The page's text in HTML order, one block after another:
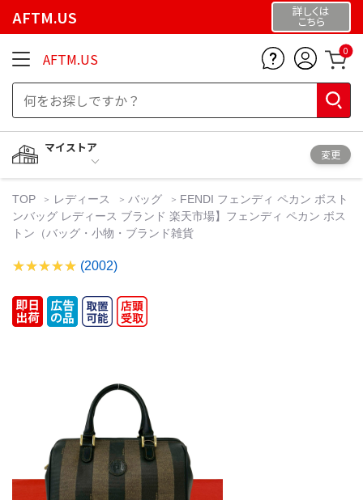
AFTM.US 詳しくは
こちら
AFTM.US 0
マイストア
変更
TOP レディース バッグ
FENDI フェンディ ペカン ボスト
ンバッグ レディース ブランド 楽天市場】フェンディ ペカン ボス
トン（バッグ・小物・ブランド雑貨
(2002)